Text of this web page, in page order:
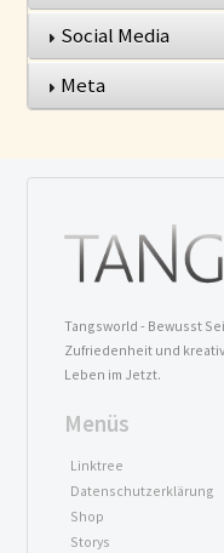
Social Media
Meta
Tangsworld - Bewusst
Zufriedenheit und
Leben im Jetzt.
Menüs
Linktree
Datenschutzerklärung
Shop
Storys